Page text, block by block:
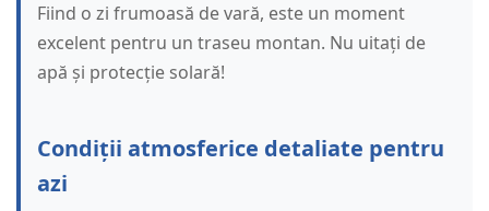
Fiind o zi frumoasă de vară, este un moment
excelent pentru un traseu montan. Nu uitați de
apă și protecție solară!
Condiții atmosferice detaliate pentru
azi